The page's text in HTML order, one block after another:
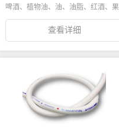
啤酒、植物油、油、油脂、红酒、果
酒、果汁...
查看详细